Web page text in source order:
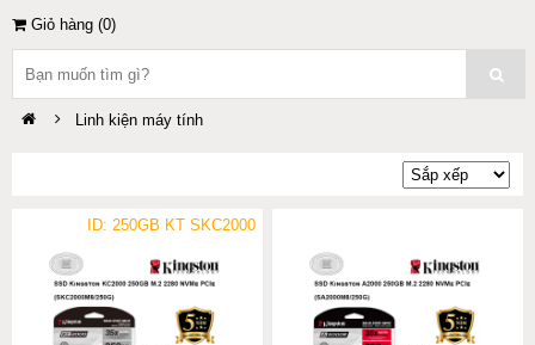
Giỏ hàng (0)
Linh kiện máy tính
ID: 250GB KT SKC2000